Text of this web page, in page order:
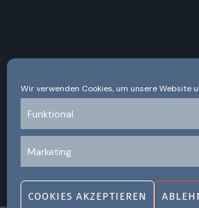
Wir verwenden Cookies, um unsere Website
Funktional
Marketing
COOKIES AKZEPTIEREN